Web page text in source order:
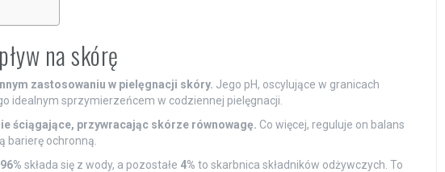
na skórę
zastosowaniu w pielęgnacji skóry. Jego pH, oscylujące w granicach
idealnym sprzymierzeńcem w codziennej pielęgnacji.
ściągające, przywracając skórze równowagę. Co więcej, reguluje on balans
barierę ochronną.
96% składa się z wody, a pozostałe 4% to skarbnica składników odżywczych. To